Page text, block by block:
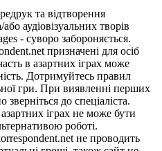
та відтворення
аудіовізуальних творів
- суворо забороняється.
призначені для осіб
в азартних іграх може
Дотримуйтесь правил
гри. При виявленні перших
зверніться до спеціаліста.
іграх не може бути
роботі.
не проводить